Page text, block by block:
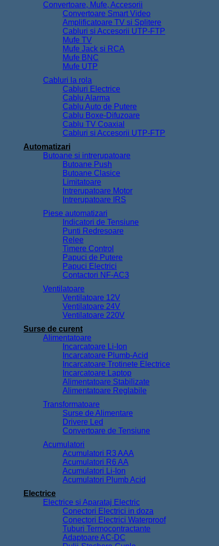
Convertoare, Mufe, Accesorii
Convertoare Smart Video
Amplificatoare TV si Splitere
Cabluri si Accesorii UTP-FTP
Mufe TV
Mufe Jack si RCA
Mufe BNC
Mufe UTP
Cabluri la rola
Cabluri Electrice
Cablu Alarma
Cablu Auto de Putere
Cablu Boxe-Difuzoare
Cablu TV Coaxial
Cabluri si Accesorii UTP-FTP
Automatizari
Butoane si intrerupatoare
Butoane Push
Butoane Clasice
Limitatoare
Intrerupatoare Motor
Intrerupatoare IRS
Piese automatizari
Indicatori de Tensiune
Punti Redresoare
Relee
Timere Control
Papuci de Putere
Papuci Electrici
Contactori NF-AC3
Ventilatoare
Ventilatoare 12V
Ventilatoare 24V
Ventilatoare 220V
Surse de curent
Alimentatoare
Incarcatoare Li-Ion
Incarcatoare Plumb-Acid
Incarcatoare Trotinete Electrice
Incarcatoare Laptop
Alimentatoare Stabilizate
Alimentatoare Reglabile
Transformatoare
Surse de Alimentare
Drivere Led
Convertoare de Tensiune
Acumulatori
Acumulatori R3 AAA
Acumulatori R6 AA
Acumulatori Li-Ion
Acumulatori Plumb Acid
Electrice
Electrice si Aparataj Electric
Conectori Electrici in doza
Conectori Electrici Waterproof
Tuburi Termocontractante
Adaptoare AC-DC